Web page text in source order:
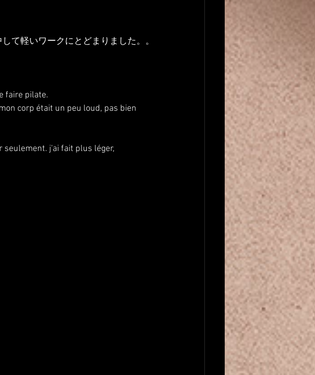
て軽いワークにとどまりました。。
faire pilate.
corp était un peu loud, pas bien
seulement. j'ai fait plus léger,